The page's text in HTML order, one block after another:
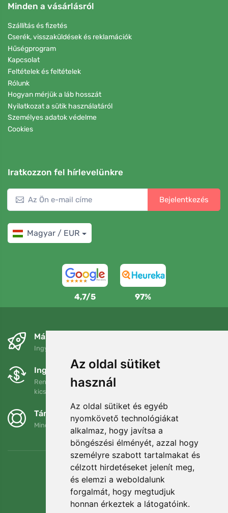
Az oldal sütiket
használ
Az oldal sütiket és egyéb
nyomkövető technológiákat
alkalmaz, hogy javítsa a
böngészési élményét, azzal hogy
személyre szabott tartalmakat és
célzott hirdetéseket jelenít meg,
és elemzi a weboldalunk
forgalmát, hogy megtudjuk
honnan érkeztek a látogatóink.
Minden a vásárlásról
Szállítás és fizetés
Cserék, visszaküldések és reklamációk
Hűségprogram
Kapcsolat
Feltételek és feltételek
Rólunk
Hogyan mérjük a láb hosszát
Nyilatkozat a sütik használatáról
Személyes adatok védelme
Cookies
Iratkozzon fel hírlevelünkre
Bejelentkezés
Magyar / EUR
4,7/5 97%
Másnapra és ingyenesen
Ingyenes szállítás a következő összeg felett: 80 EUR
Ingyenes csere és visszaküldés
Rendelését 90 napon belül bármikor visszaküldheti vagy
kicserélheti.
Támogatjuk a Trees.org-ot
Minden megrendelésért ültetünk egy fát! Bővebben